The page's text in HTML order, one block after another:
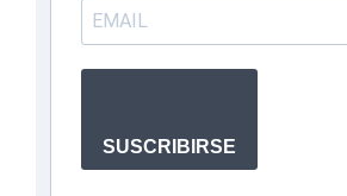
SUSCRIBIRSE